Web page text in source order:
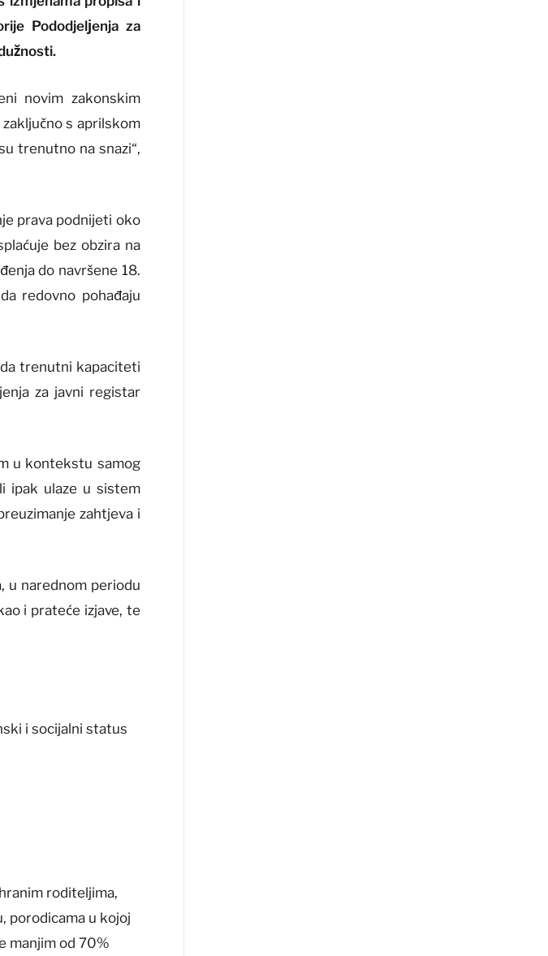
Pododjelјenja za
novim zakonskim
zaključno s aprilskom
trenutno na snazi“,
prava podnijeti oko
bez obzira na
do navršene 18.
redovno pohađaju
da trenutni kapaciteti
za javni registar
u kontekstu samog
ipak ulaze u sistem
zahtjeva i
u narednom periodu
i prateće izjave, te
i socijalni status
roditeljima,
porodicama u kojoj
manjim od 70%